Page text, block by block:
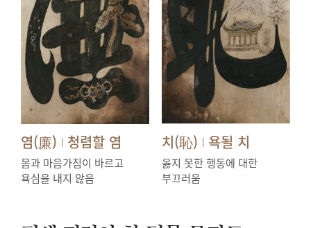
염(廉) | 청렴할 염
몸과 마음가짐이 바르고
욕심을 내지 않음
치(恥) | 욕될 치
옳지 못한 행동에 대한
부끄러움